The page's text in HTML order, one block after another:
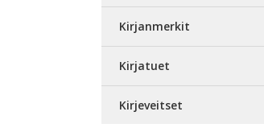
Kirjanmerkit
Kirjatuet
Kirjeveitset